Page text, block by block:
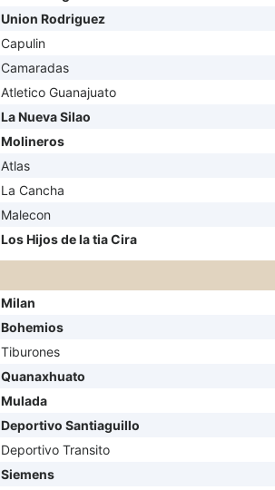
Union Rodriguez
Capulin
Camaradas
Atletico Guanajuato
La Nueva Silao
Molineros
Atlas
La Cancha
Malecon
Los Hijos de la tia Cira
Milan
Bohemios
Tiburones
Quanaxhuato
Mulada
Deportivo Santiaguillo
Deportivo Transito
Siemens